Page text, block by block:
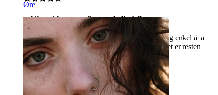
Øre
veldig vakker, men litt vanskelig å fjerne
Juvelen er vakker, og som på bildet er den veldig enkel å ta
på, men litt vanskelig å ta av, men bortsett fra det er resten
veldig bra!
valeria Bekreftet kjøp
AI-oversatt Vis original